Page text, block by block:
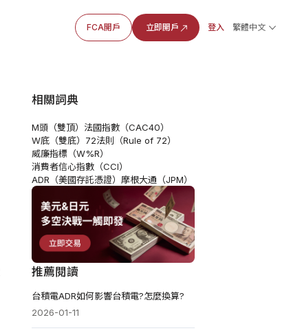
FCA開戶 立即開戶 登入 繁體中文
相關詞典
M頭（雙頂） 法國指數（CAC40）
W底（雙底） 72法則（Rule of 72）
威廉指標（W%R）
消費者信心指數（CCI）
ADR（美國存託憑證） 摩根大通（JPM）
推薦閱讀
台積電ADR如何影響台積電?怎麼換算?
2026-01-11